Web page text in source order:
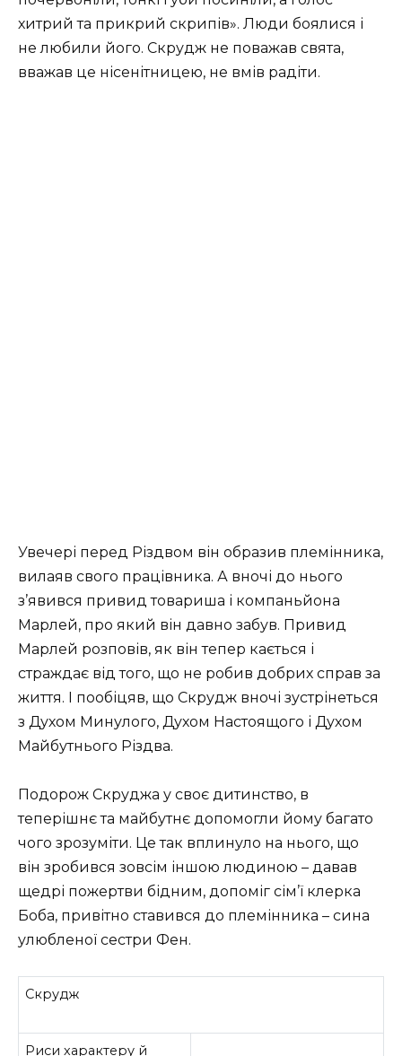
хитрий та прикрий скрипів». Люди боялися і
не любили його. Скрудж не поважав свята,
вважав це нісенітницею, не вмів радіти.
Увечері перед Різдвом він образив племінника,
вилаяв свого працівника. А вночі до нього
з’явився привид товариша і компаньйона
Марлей, про який він давно забув. Привид
Марлей розповів, як він тепер кається і
страждає від того, що не робив добрих справ за
життя. І пообіцяв, що Скрудж вночі зустрінеться
з Духом Минулого, Духом Настоящого і Духом
Майбутнього Різдва.
Подорож Скруджа у своє дитинство, в
теперішнє та майбутнє допомогли йому багато
чого зрозуміти. Це так вплинуло на нього, що
він зробився зовсім іншою людиною – давав
щедрі пожертви бідним, допоміг сім’ї клерка
Боба, привітно ставився до племінника – сина
улюбленої сестри Фен.
Скрудж
Риси характеру й